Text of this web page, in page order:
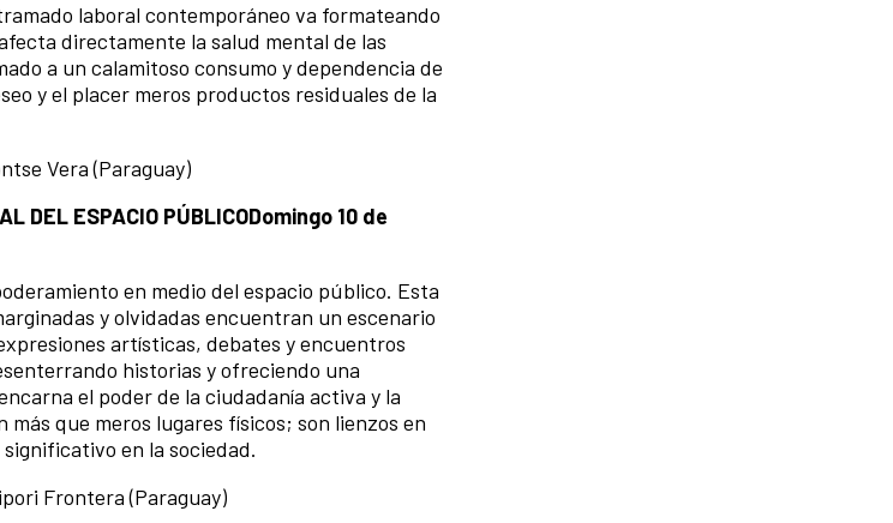
laboral contemporáneo va formateando
directamente la salud mental de las
a un calamitoso consumo y dependencia de
y el placer meros productos residuales de la
Vera (Paraguay)
DEL ESPACIO PÚBLICODomingo 10 de
en medio del espacio público. Esta
y olvidadas encuentran un escenario
artísticas, debates y encuentros
historias y ofreciendo una
el poder de la ciudadanía activa y la
que meros lugares físicos; son lienzos en
en la sociedad.
Frontera (Paraguay)